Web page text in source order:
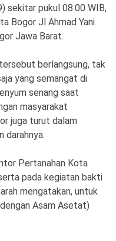
sekitar pukul 08.00 WIB,
Bogor Jl Ahmad Yani
Jawa Barat.
berlangsung, tak
yang semangat di
senang saat
masyarakat
juga turut dalam
darahnya.
Pertanahan Kota
pada kegiatan bakti
mengatakan, untuk
Asam Asetat)